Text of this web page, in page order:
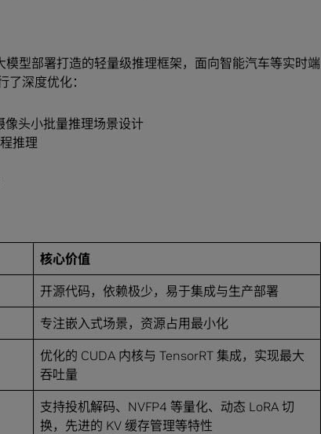
模型部署打造的轻量级推理框架，面向智能汽车等实时端
深度优化：
像头小批量推理场景设计
推理
核心价值
开源代码，依赖极少，易于集成与生产部署
专注嵌入式场景，资源占用最小化
优化的 CUDA 内核与 TensorRT 集成，实现最大
吞吐量
支持投机解码、NVFP4 等量化、动态 LoRA 切
换，先进的 KV 缓存管理等特性